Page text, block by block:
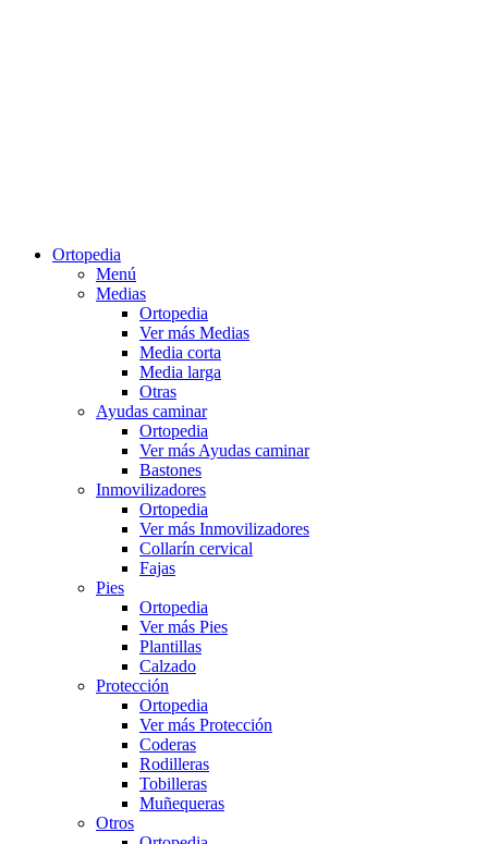
Ortopedia
Menú
Medias
Ortopedia
Ver más Medias
Media corta
Media larga
Otras
Ayudas caminar
Ortopedia
Ver más Ayudas caminar
Bastones
Inmovilizadores
Ortopedia
Ver más Inmovilizadores
Collarín cervical
Fajas
Pies
Ortopedia
Ver más Pies
Plantillas
Calzado
Protección
Ortopedia
Ver más Protección
Coderas
Rodilleras
Tobilleras
Muñequeras
Otros